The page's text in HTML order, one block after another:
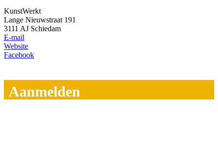
KunstWerkt
Lange Nieuwstraat 191
3111 AJ Schiedam
E-mail
Website
Facebook
Aanmelden